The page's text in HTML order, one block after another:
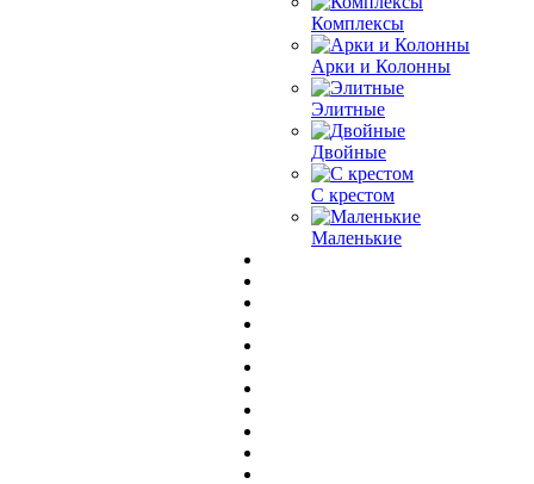
Комплексы
Арки и Колонны
Элитные
Двойные
С крестом
Маленькие